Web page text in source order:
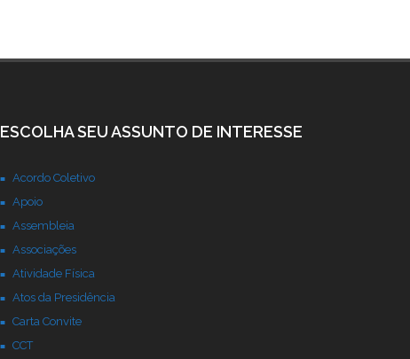
ESCOLHA SEU ASSUNTO DE INTERESSE
Acordo Coletivo
Apoio
Assembleia
Associações
Atividade Física
Atos da Presidência
Carta Convite
CCT